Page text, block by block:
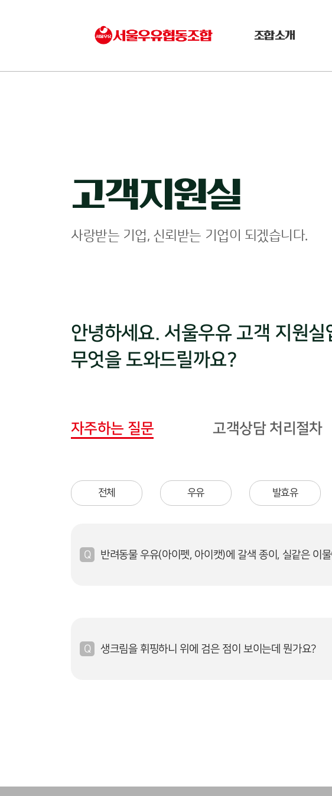
조합소개
고객지원실
사랑받는 기업, 신뢰받는 기업이 되겠습니다.
안녕하세요. 서울우유 고객 지원실
무엇을 도와드릴까요?
자주하는 질문 고객상담 처리절차
전체 우유 발효유
반려동물 우유(아이펫, 아이캣)에 갈색 종이, 실같은 이
생크림을 휘핑하니 위에 검은 점이 보이는데 뭔가요?